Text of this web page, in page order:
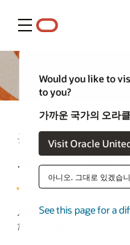
메뉴
Would you like to
to you?
가까운 국가의 오라
Visit Oracle
아니오. 그대로 있겠습
See this page for a
공식 발표
오라클, 자바
자바 언어 개선, AI 기능 확
18개 JEP 제공